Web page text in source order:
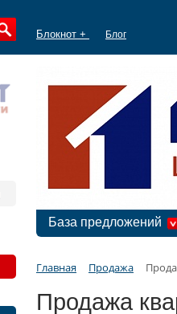
Блокнот + Блог
База предложений
Главная Продажа
Продажа